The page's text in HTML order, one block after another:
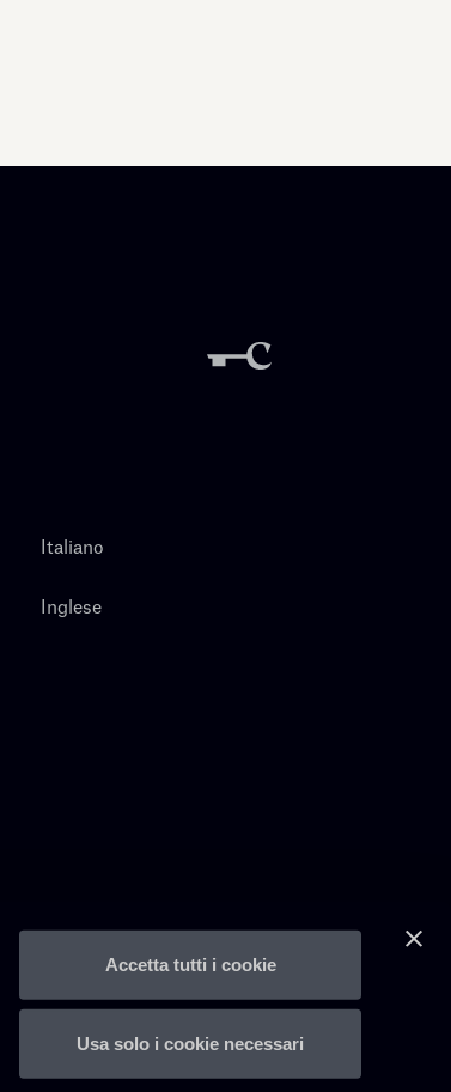
Accetta tutti i cookie
Usa solo i cookie necessari
Italiano
Inglese